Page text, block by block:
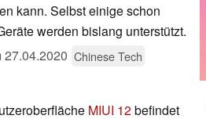
kann. Selbst einige schon
werden bislang unterstützt.
27.04.2020 Chinese Tech
MIUI 12befindet